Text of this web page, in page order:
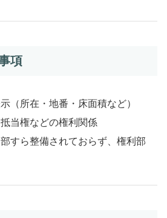
項
（所在・地番・床面積など）
当権などの権利関係
すら整備されておらず、権利部